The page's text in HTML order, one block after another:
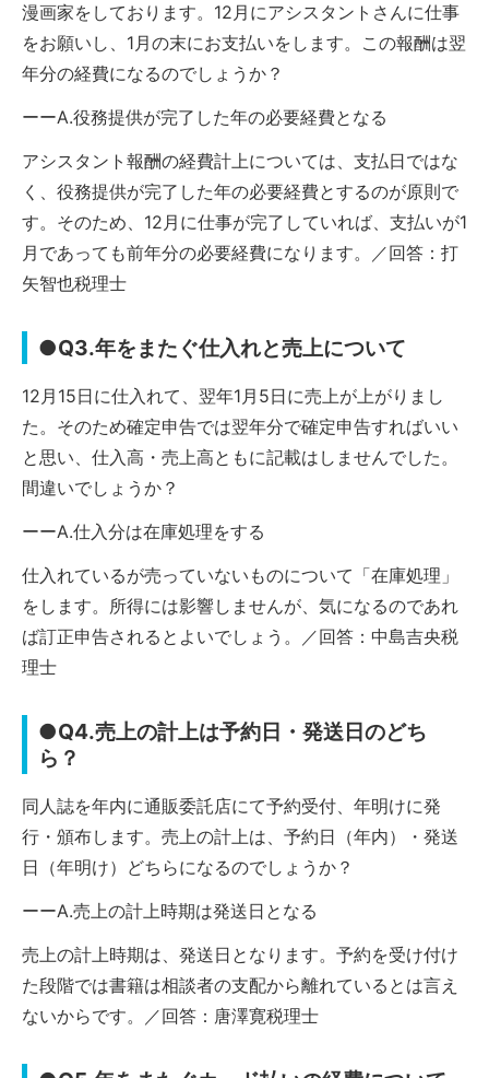
漫画家をしております。12月にアシスタントさんに仕事
をお願いし、1月の末にお支払いをします。この報酬は翌
年分の経費になるのでしょうか？
ーーA.役務提供が完了した年の必要経費となる
アシスタント報酬の経費計上については、支払日ではな
く、役務提供が完了した年の必要経費とするのが原則で
す。そのため、12月に仕事が完了していれば、支払いが1
月であっても前年分の必要経費になります。／回答：打
矢智也税理士
●Q3.年をまたぐ仕入れと売上について
12月15日に仕入れて、翌年1月5日に売上が上がりまし
た。そのため確定申告では翌年分で確定申告すればいい
と思い、仕入高・売上高ともに記載はしませんでした。
間違いでしょうか？
ーーA.仕入分は在庫処理をする
仕入れているが売っていないものについて「在庫処理」
をします。所得には影響しませんが、気になるのであれ
ば訂正申告されるとよいでしょう。／回答：中島吉央税
理士
●Q4.売上の計上は予約日・発送日のどち
ら？
同人誌を年内に通販委託店にて予約受付、年明けに発
行・頒布します。売上の計上は、予約日（年内）・発送
日（年明け）どちらになるのでしょうか？
ーーA.売上の計上時期は発送日となる
売上の計上時期は、発送日となります。予約を受け付け
た段階では書籍は相談者の支配から離れているとは言え
ないからです。／回答：唐澤寛税理士